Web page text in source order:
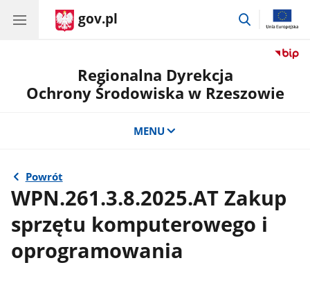
gov.pl
przejdź
Regionalna Dyrekcja
Ochrony Środowiska w Rzeszowie
MENU
Powrót
WPN.261.3.8.2025.AT Zakup
sprzętu komputerowego i
oprogramowania